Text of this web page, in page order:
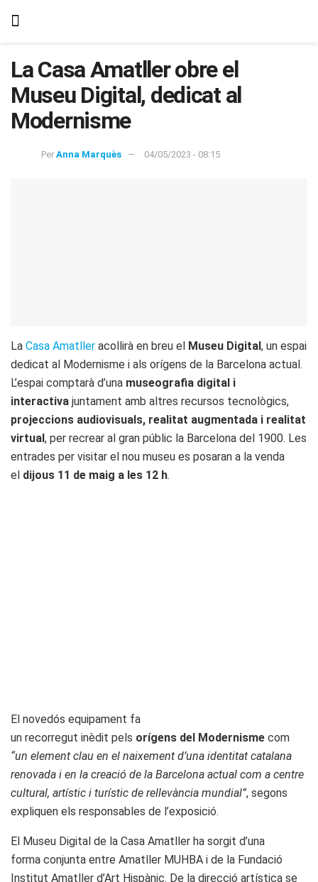
La Casa Amatller obre el
Museu Digital, dedicat al
Modernisme
Per Anna Marquès 04/05/2023 - 08:15
La Casa Amatller acollirà en breu el Museu Digital, un espai
dedicat al Modernisme i als orígens de la Barcelona actual.
L’espai comptarà d’una museografia digital i
interactiva juntament amb altres recursos tecnològics,
projeccions audiovisuals, realitat augmentada i realitat
virtual, per recrear al gran públic la Barcelona del 1900. Les
entrades per visitar el nou museu es posaran a la venda
el dijous 11 de maig a les 12 h.
El novedós equipament fa
un recorregut inèdit pels orígens del Modernisme com
“un element clau en el naixement d’una identitat catalana
renovada i en la creació de la Barcelona actual com a centre
cultural, artístic i turístic de rellevància mundial”, segons
expliquen els responsables de l’exposició.
El Museu Digital de la Casa Amatller ha sorgit d’una
forma conjunta entre Amatller MUHBA i de la Fundació
Institut Amatller d’Art Hispànic. De la direcció artística se